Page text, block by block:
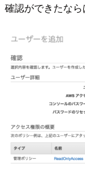
確認ができたなら